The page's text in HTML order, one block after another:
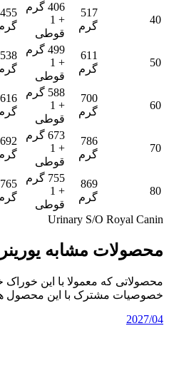
40
517
گرم
406 گرم
+ 1
قوطی
455
50
611
گرم
499 گرم
+ 1
قوطی
538
60
700
گرم
588 گرم
+ 1
قوطی
616
70
786
گرم
673 گرم
+ 1
قوطی
692
80
869
گرم
755 گرم
+ 1
قوطی
765
Urinary S/O Royal Canin
محصولات مشابه
محصولاتی که معمولا با این خوراک
خصوصیات مشترک با این محصول
2027/04